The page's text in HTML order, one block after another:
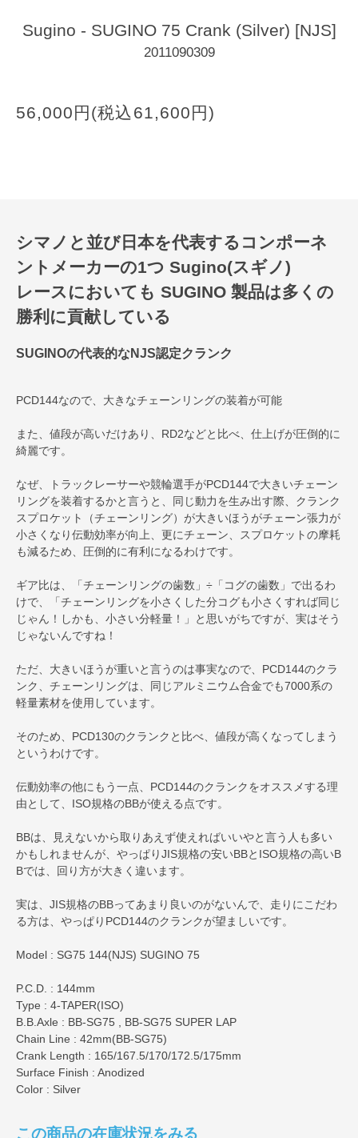
Sugino - SUGINO 75 Crank (Silver) [NJS]
2011090309
56,000円(税込61,600円)
シマノと並び日本を代表するコンポーネ
ントメーカーの1つ Sugino(スギノ)
レースにおいても SUGINO 製品は多くの
勝利に貢献している
SUGINOの代表的なNJS認定クランク
PCD144なので、大きなチェーンリングの装着が可能
また、値段が高いだけあり、RD2などと比べ、仕上げが圧倒的に
綺麗です。
なぜ、トラックレーサーや競輪選手がPCD144で大きいチェーン
リングを装着するかと言うと、同じ動力を生み出す際、クランク
スプロケット（チェーンリング）が大きいほうがチェーン張力が
小さくなり伝動効率が向上、更にチェーン、スプロケットの摩耗
も減るため、圧倒的に有利になるわけです。
ギア比は、「チェーンリングの歯数」÷「コグの歯数」で出るわ
けで、「チェーンリングを小さくした分コグも小さくすれば同じ
じゃん！しかも、小さい分軽量！」と思いがちですが、実はそう
じゃないんですね！
ただ、大きいほうが重いと言うのは事実なので、PCD144のクラ
ンク、チェーンリングは、同じアルミニウム合金でも7000系の
軽量素材を使用しています。
そのため、PCD130のクランクと比べ、値段が高くなってしまう
というわけです。
伝動効率の他にもう一点、PCD144のクランクをオススメする理
由として、ISO規格のBBが使える点です。
BBは、見えないから取りあえず使えればいいやと言う人も多い
かもしれませんが、やっぱりJIS規格の安いBBとISO規格の高いB
Bでは、回り方が大きく違います。
実は、JIS規格のBBってあまり良いのがないんで、走りにこだわ
る方は、やっぱりPCD144のクランクが望ましいです。
Model : SG75 144(NJS) SUGINO 75
P.C.D. : 144mm
Type : 4-TAPER(ISO)
B.B.Axle : BB-SG75 , BB-SG75 SUPER LAP
Chain Line : 42mm(BB-SG75)
Crank Length : 165/167.5/170/172.5/175mm
Surface Finish : Anodized
Color : Silver
この商品の在庫状況をみる